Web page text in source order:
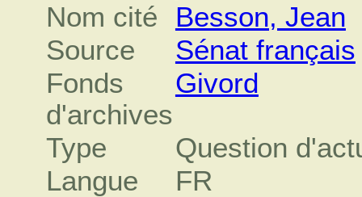
Nom cité
Besson, Jean
Source
Sénat français
Fonds
d'archives
Givord
Type
Question
Langue
FR